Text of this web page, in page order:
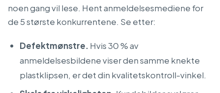
noen gang vil lese. Hent anmeldelsesmediene for
de 5 største konkurrentene. Se etter:
Defektmønstre. Hvis 30 % av
anmeldelsesbildene viser den samme knekte
plastklipsen, er det din kvalitetskontroll-vinkel.